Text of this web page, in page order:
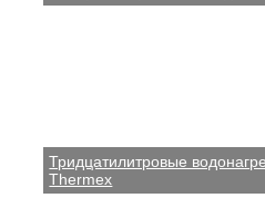
Тридцатилитровые
Thermex